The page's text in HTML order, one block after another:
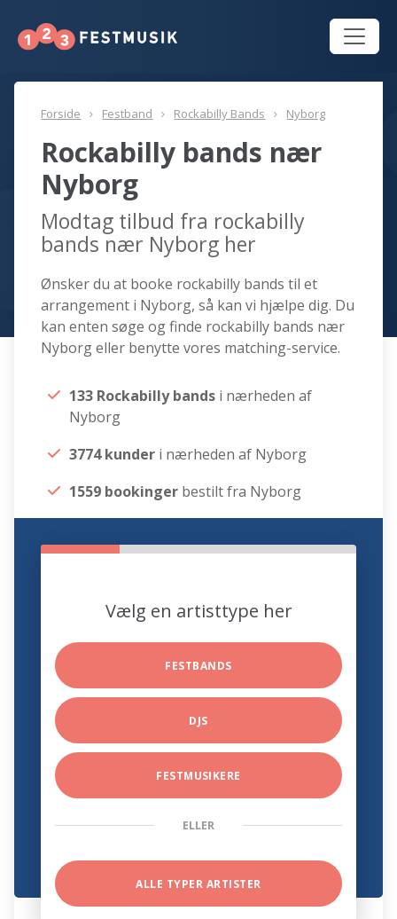
Forside Festband Rockabilly Bands Nyborg
Rockabilly bands nær
Nyborg
Modtag tilbud fra rockabilly
bands nær Nyborg her
Ønsker du at booke rockabilly bands til et
arrangement i Nyborg, så kan vi hjælpe dig. Du
kan enten søge og finde rockabilly bands nær
Nyborg eller benytte vores matching-service.
133 Rockabilly bands i nærheden af
Nyborg
3774 kunder i nærheden af Nyborg
1559 bookinger bestilt fra Nyborg
Vælg en artisttype her
FESTBANDS
DJS
FESTMUSIKERE
ELLER
ALLE TYPER ARTISTER